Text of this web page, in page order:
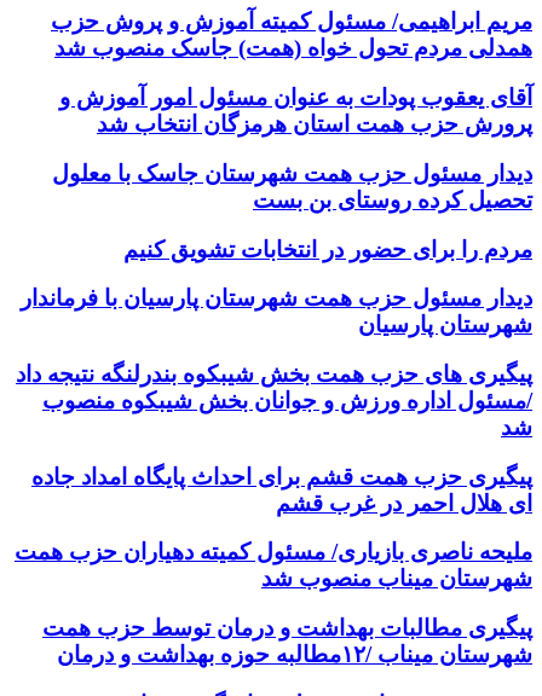
مریم ابراهیمی/ مسئول کمیته آموزش و پروش حزب
همدلی مردم تحول خواه (همت) جاسک منصوب شد
آقای یعقوب پودات به عنوان مسئول امور آموزش و
پرورش حزب همت استان هرمزگان انتخاب شد
دیدار مسئول حزب همت شهرستان جاسک با معلول
تحصیل کرده روستای بن بست
مردم را برای حضور در انتخابات تشویق کنیم
دیدار مسئول حزب همت شهرستان پارسیان با فرماندار
شهرستان پارسیان
پیگیری های حزب همت بخش شیبکوه بندرلنگه نتیجه داد
/مسئول اداره ورزش و جوانان بخش شیبکوه منصوب
شد
پیگیری حزب همت قشم برای احداث پایگاه امداد جاده
ای هلال احمر در غرب قشم
ملیحه ناصری بازیاری/ مسئول کمیته دهیاران حزب همت
شهرستان میناب منصوب شد
پیگیری مطالبات بهداشت و درمان توسط حزب همت
شهرستان میناب /۱۲مطالبه حوزه بهداشت و درمان